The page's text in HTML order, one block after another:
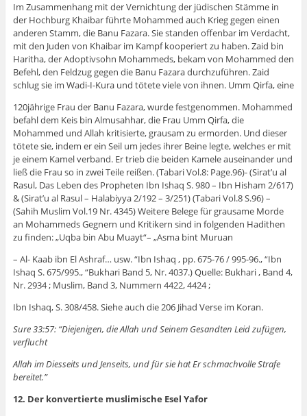
Im Zusammenhang mit der Vernichtung der jüdischen Stämme in
der Hochburg Khaibar führte Mohammed auch Krieg gegen einen
anderen Stamm, die Banu Fazara. Sie standen offenbar im Verdacht,
mit den Juden von Khaibar im Kampf kooperiert zu haben. Zaid bin
Haritha, der Adoptivsohn Mohammeds, bekam von Mohammed den
Befehl, den Feldzug gegen die Banu Fazara durchzuführen. Zaid
schlug sie im Wadi-I-Kura und tötete viele von ihnen. Umm Qirfa, eine
120jährige Frau der Banu Fazara, wurde festgenommen. Mohammed
befahl dem Keis bin Almusahhar, die Frau Umm Qirfa, die
Mohammed und Allah kritisierte, grausam zu ermorden. Und dieser
tötete sie, indem er ein Seil um jedes ihrer Beine legte, welches er mit
je einem Kamel verband. Er trieb die beiden Kamele auseinander und
ließ die Frau so in zwei Teile reißen. (Tabari Vol.8: Page.96)- (Sirat’u al
Rasul, Das Leben des Propheten Ibn Ishaq S. 980 – Ibn Hisham 2/617)
& (Sirat’u al Rasul – Halabiyya 2/192 – 3/251) (Tabari Vol.8 S.96) –
(Sahih Muslim Vol.19 Nr. 4345) Weitere Belege für grausame Morde
an Mohammeds Gegnern und Kritikern sind in folgenden Hadithen
zu finden: „Uqba bin Abu Muayt“– „Asma bint Muruan
– Al- Kaab ibn El Ashraf… usw. “Ibn Ishaq , pp. 675-76 / 995-96., “Ibn
Ishaq S. 675/995., “Bukhari Band 5, Nr. 4037.) Quelle: Bukhari , Band 4,
Nr. 2934 ; Muslim, Band 3, Nummern 4422, 4424 ;
Ibn Ishaq, S. 308/458. Siehe auch die 206 Jihad Verse im Koran.
Sure 33:57: “Diejenigen, die Allah und Seinem Gesandten Leid zufügen,
verflucht
Allah im Diesseits und Jenseits, und für sie hat Er schmachvolle Strafe
bereitet.”
12. Der konvertierte muslimische Esel Yafor